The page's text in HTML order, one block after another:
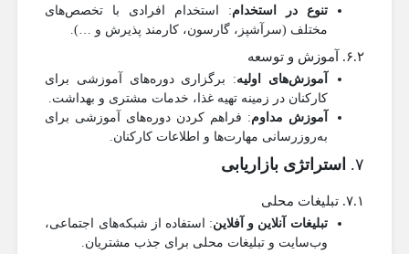
تنوع در استخدام: استخدام افرادی با تخصص‌های
مختلف (سرآشپز، گارسون، کارمند پذیرش و …).
۶.۲. آموزش و توسعه
آموزش‌های اولیه: برگزاری دوره‌های آموزشی برای
کارکنان در زمینه تهیه غذا، خدمات مشتری و بهداشت.
آموزش مداوم: فراهم کردن دوره‌های آموزشی برای
به‌روزرسانی مهارت‌ها و اطلاعات کارکنان.
۷. استراتژی بازاریابی
۷.۱. تبلیغات محلی
تبلیغات آنلاین و آفلاین: استفاده از شبکه‌های اجتماعی،
وب‌سایت و تبلیغات محلی برای جذب مشتریان.